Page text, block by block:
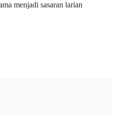
menjadi sasaran larian